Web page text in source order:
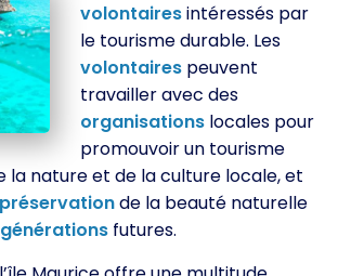
volontairesintéressés par
le tourisme durable. Les
volontaires peuvent
travailler avec des
organisations locales pour
promouvoir un tourisme
la nature et de la culture locale, et
préservationde la beauté naturelle
générations futures.